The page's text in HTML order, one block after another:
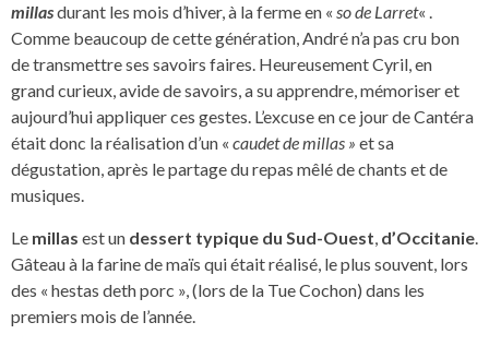
millasdurant les mois d’hiver, à la ferme en « so de Larret« .
Comme beaucoup de cette génération, André n’a pas cru bon
de transmettre ses savoirs faires. Heureusement Cyril, en
grand curieux, avide de savoirs, a su apprendre, mémoriser et
aujourd’hui appliquer ces gestes. L’excuse en ce jour de Cantéra
était donc la réalisation d’un « caudet de millas » et sa
dégustation, après le partage du repas mêlé de chants et de
musiques.
Le millas est un dessert typique du Sud-Ouest d’Occitanie
Gâteau à la farine de maïs qui était réalisé, le plus souvent, lors
des « hestas deth porc », (lors de la Tue Cochon) dans les
premiers mois de l’année.